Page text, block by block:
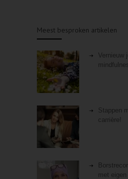
Meest besproken artikelen
Vernieuw
Stappen
carrière!
met eigen